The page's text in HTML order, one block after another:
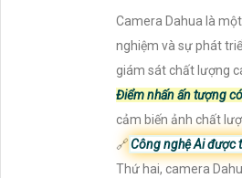
Camera Dahua là
nghiệm và sự phát
giám sát chất lượng
Điểm nhấn ấn tượng
cảm biến ảnh chất
🔗Công nghệ Ai được
Thứ hai, camera